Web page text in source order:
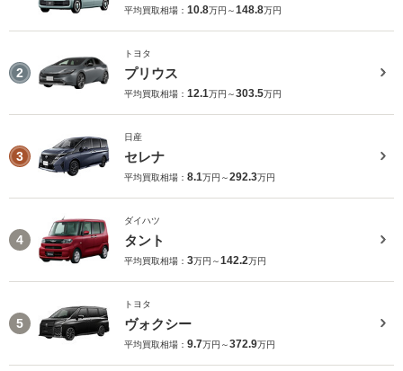
平均買取相場： 10.8万円～148.8万円
2
トヨタ
プリウス
平均買取相場： 12.1万円～303.5万円
3
日産
セレナ
平均買取相場： 8.1万円～292.3万円
4
ダイハツ
タント
平均買取相場： 3万円～142.2万円
5
トヨタ
ヴォクシー
平均買取相場： 9.7万円～372.9万円